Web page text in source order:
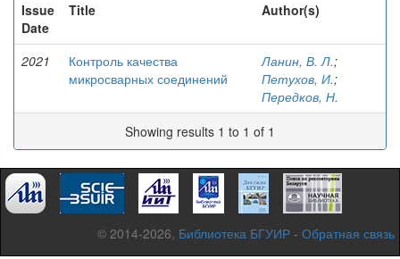
Issue
Date
Title Author(s)
2021
Контроль качества
микросварных соединений
Ланин, В. Л.;
Петухов, И.;
Передков, Н.
Showing results 1 to 1 of 1
© 2014-2026, Библиотека БГУИР - Обратная связь